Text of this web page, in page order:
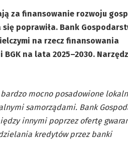
za finansowanie rozwoju
siępoprawiła. Bank
na rzecz finansowania
na lata 2025–2030.
bardzo mocno posadowione
samorządami. Bank
innymi poprzez ofertę
kredytów przez banki